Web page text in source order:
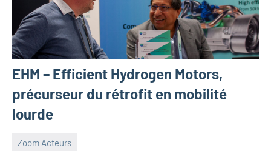
EHM – Efficient Hydrogen Motors,
précurseur du rétrofit en mobilité
lourde
Zoom Acteurs